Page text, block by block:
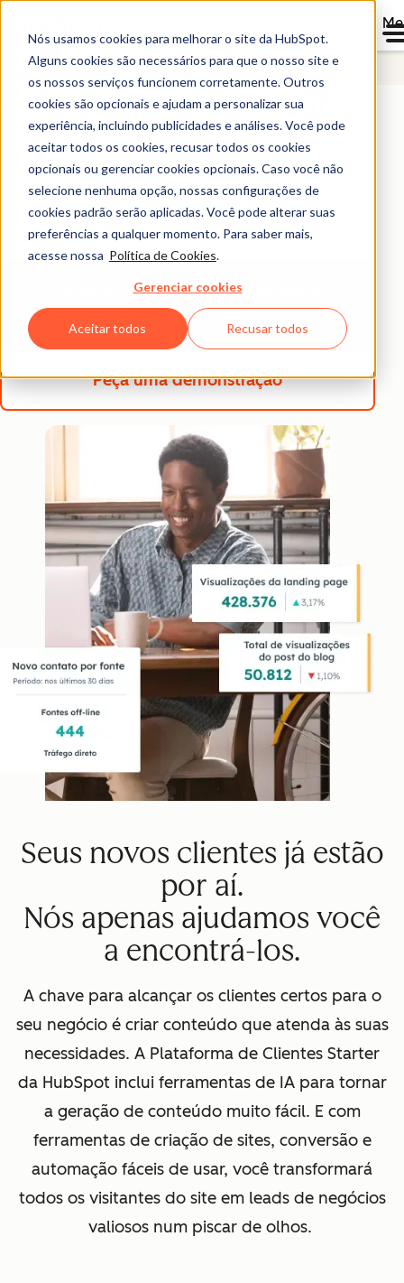
Nós usamos cookies para melhorar o site da HubSpot.
Alguns cookies são necessários para que o nosso site e
os nossos serviços funcionem corretamente. Outros
cookies são opcionais e ajudam a personalizar sua
experiência, incluindo publicidades e análises. Você pode
aceitar todos os cookies, recusar todos os cookies
opcionais ou gerenciar cookies opcionais. Caso você não
selecione nenhuma opção, nossas configurações de
cookies padrão serão aplicadas. Você pode alterar suas
preferências a qualquer momento. Para saber mais,
acesse nossa Política de Cookies.
Gerenciar cookies
Aceitar todos Recusar todos
Plataforma de Clientes Starter
Encontre seus clientes
Gere e otimize facilmente conteúdo de marketing que
atraia e converta novos clientes. Da criação à
conversão, você obterá resultados rápidos em cada
Comece a usar grátisas ferramentas
gratuitas da HubSpot
Peça uma demonstração
Seus novos clientes já estão
por aí.
Nós apenas ajudamos você
a encontrá-los.
A chave para alcançar os clientes certos para o
seu negócio é criar conteúdo que atenda às suas
necessidades. A Plataforma de Clientes Starter
da HubSpot inclui ferramentas de IA para tornar
a geração de conteúdo muito fácil. E com
ferramentas de criação de sites, conversão e
automação fáceis de usar, você transformará
todos os visitantes do site em leads de negócios
valiosos num piscar de olhos.